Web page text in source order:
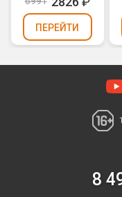
ПЕРЕЙТИ
8